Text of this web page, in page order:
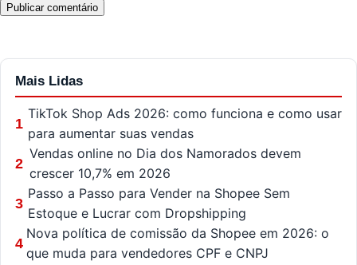
Mais Lidas
1
TikTok Shop Ads 2026: como funciona e como usar
para aumentar suas vendas
2
Vendas online no Dia dos Namorados devem
crescer 10,7% em 2026
3
Passo a Passo para Vender na Shopee Sem
Estoque e Lucrar com Dropshipping
4
Nova política de comissão da Shopee em 2026: o
que muda para vendedores CPF e CNPJ